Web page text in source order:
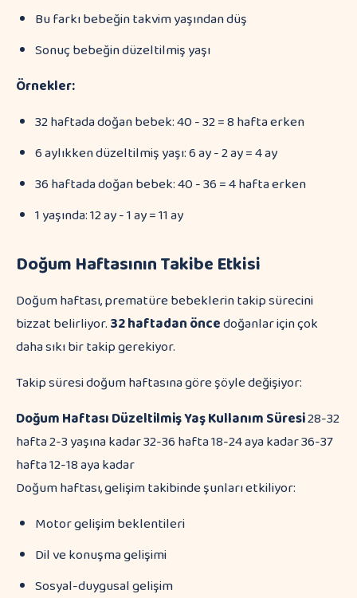
Bu farkı bebeğin takvim yaşından düş
Sonuç bebeğin düzeltilmiş yaşı
Örnekler:
32 haftada doğan bebek: 40 - 32 = 8 hafta erken
6 aylıkken düzeltilmiş yaşı: 6 ay - 2 ay = 4 ay
36 haftada doğan bebek: 40 - 36 = 4 hafta erken
1 yaşında: 12 ay - 1 ay = 11 ay
Doğum Haftasının Takibe Etkisi
Doğum haftası, prematüre bebeklerin takip sürecini
bizzat belirliyor.32 haftadan öncedoğanlar için çok
daha sıkı bir takip gerekiyor.
Takip süresi doğum haftasına göre şöyle değişiyor:
Doğum HaftasıDüzeltilmiş Yaş Kullanım Süresi28-32
hafta 2-3 yaşına kadar 32-36 hafta 18-24 aya kadar 36-37
hafta 12-18 aya kadar
Doğum haftası, gelişim takibinde şunları etkiliyor:
Motor gelişim beklentileri
Dil ve konuşma gelişimi
Sosyal-duygusal gelişim